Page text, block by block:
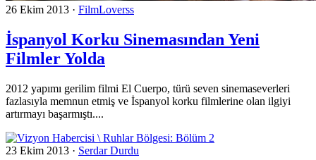
26 Ekim 2013 · FilmLoverss
İspanyol Korku Sinemasından Yeni
Filmler Yolda
2012 yapımı gerilim filmi El Cuerpo, türü seven sinemaseverleri
fazlasıyla memnun etmiş ve İspanyol korku filmlerine olan ilgiyi
artırmayı başarmıştı....
23 Ekim 2013 · Serdar Durdu